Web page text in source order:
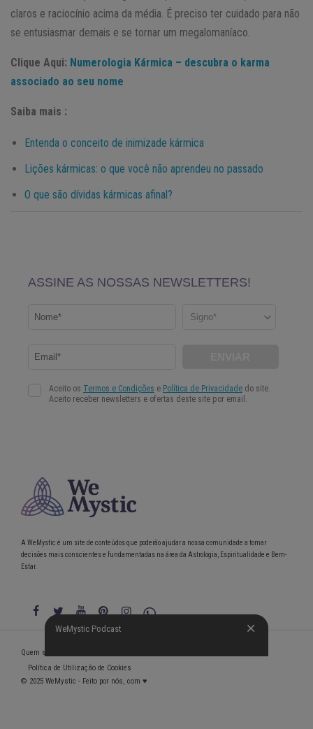
claros e raciocínio acima da média. É preciso ter cuidado para não
se entusiasmar demais e se tornar um megalomaníaco.
Clique Aqui: Numerologia Kármica – descubra o karma
associado ao seu nome
Saiba mais :
Entenda o conceito de inimizade kármica
Lições kármicas: o que você não aprendeu no passado
O que são dívidas kármicas afinal?
WeMystic Podcast
A WeMystic é um site de conteúdos que poderão ajudar a nossa comunidade a tomar
decisões mais conscientes e fundamentadas na área da Astrologia, Espiritualidade e Bem-
Estar.
WeMystic Podcast
Quem somos
Política de Utilização de Cookies
© 2025 WeMystic - Feito por nós, com ♥